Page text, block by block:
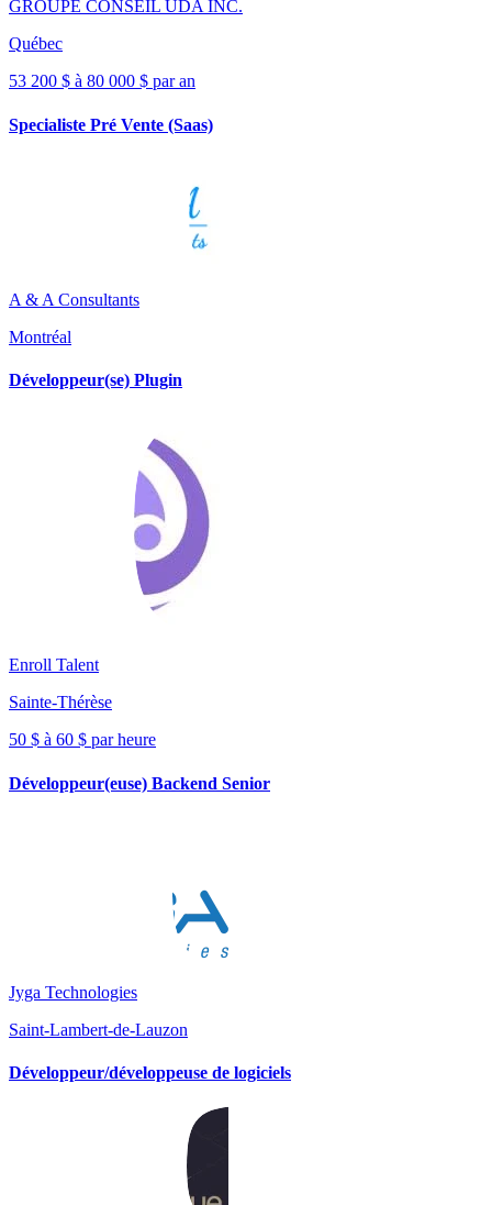
GROUPE CONSEIL UDA INC.
Québec
53 200 $ à 80 000 $ par an
Specialiste Pré Vente (Saas)
A & A Consultants
Montréal
Développeur(se) Plugin
Enroll Talent
Sainte-Thérèse
50 $ à 60 $ par heure
Développeur(euse) Backend Senior
Jyga Technologies
Saint-Lambert-de-Lauzon
Développeur/développeuse de logiciels